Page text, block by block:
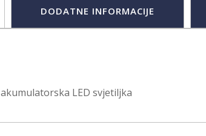
DODATNE INFORMACIJE
akumulatorska LED svjetiljka